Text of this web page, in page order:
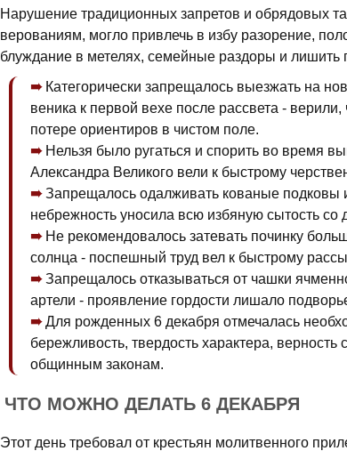
Нарушение традиционных запретов и обрядовых
верованиям, могло привлечь в избу разорение,
блуждание в метелях, семейные раздоры и лишить
Категорически запрещалось выезжать на
веника к первой вехе после рассвета -
потере ориентиров в чистом поле.
Нельзя было ругаться и спорить во время
Александра Великого вели к быстрому
Запрещалось одалживать кованые подковы
небрежность уносила всю избяную сытость со
Не рекомендовалось затевать починку
солнца - поспешный труд вел к быстрому
Запрещалось отказываться от чашки
артели - проявление гордости лишало
Для рожденных 6 декабря отмечалась
бережливость, твердость характера,
общинным законам.
ЧТО МОЖНО ДЕЛАТЬ 6 ДЕКАБРЯ
Этот день требовал от крестьян молитвенного